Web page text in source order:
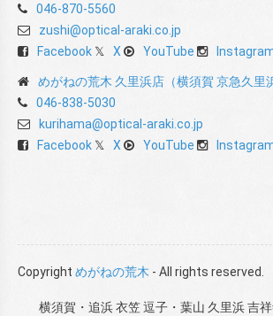
046-870-5560
zushi@optical-araki.co.jp
Facebook
X YouTube
めがねの荒木 久里浜店（横須賀 京急久里
046-838-5030
kurihama@optical-araki.co.jp
Facebook
X YouTube
Copyright めがねの荒木 - All rights reserved.
横須賀・追浜 衣笠 逗子・葉山 久里浜 吉